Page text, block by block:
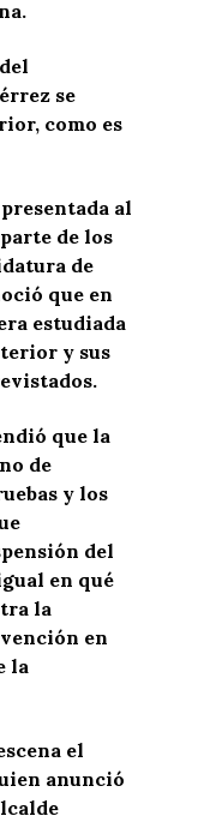
se
como es
al
de los
de
que en
estudiada
y sus
que la
de
y los
del
en qué
la
en
la
el
anunció